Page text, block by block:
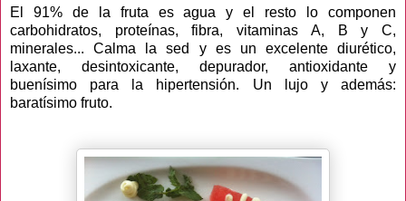
El 91% de la fruta es agua y el resto lo componen
carbohidratos, proteínas, fibra, vitaminas A, B y C,
minerales... Calma la sed y es un excelente diurético,
laxante, desintoxicante, depurador, antioxidante y
buenísimo para la hipertensión. Un lujo y además:
baratísimo fruto.